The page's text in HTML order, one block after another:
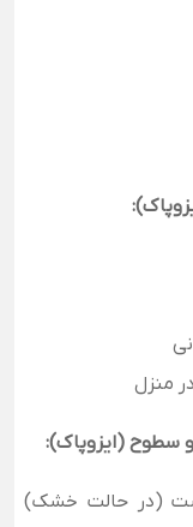
منزل
سطوح (ایزوپاک):
دست (در حالت خشک)